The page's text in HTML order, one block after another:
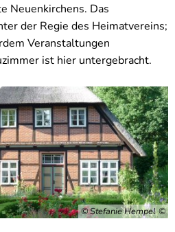
Neuenkirchens. Das
der Regie des Heimatvereins;
Veranstaltungen
ist hier untergebracht.
© Stefanie Hempel